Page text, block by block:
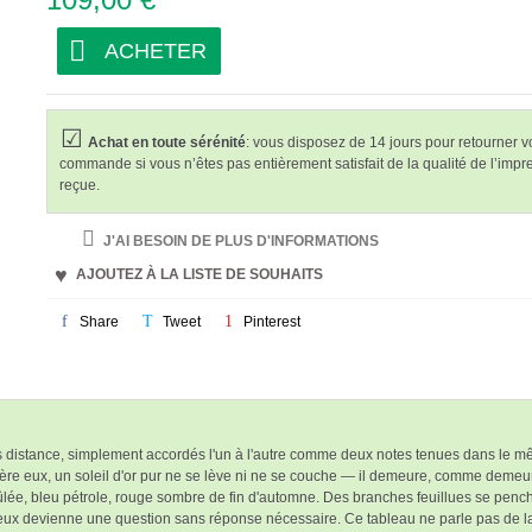
ACHETER
Achat en toute sérénité: vous disposez de 14 jours pour retourner
commande si vous n’êtes pas entièrement satisfait de la qualité de
reçue.
J'AI BESOIN DE PLUS D'INFORMATIONS
AJOUTEZ À LA LISTE DE SOUHAITS
Share Tweet Pinterest
distance, simplementaccordés l'un à l'autre comme deux notes tenues dans le
eux, un soleil d'or pur ne se lève ni ne se couche — il demeure, comme
bleu pétrole, rouge sombre de fin d'automne. Des branches feuillues se
devienne une question sans réponse nécessaire. Ce tableau ne parle pas de